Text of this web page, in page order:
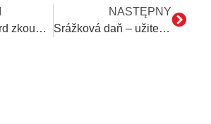
Díl 12. Edward zkoumá tajemství filozofie LEAN SIX SIGMA
NASTĘPNY
Srážková daň – užitečnost hlasových robotů (II)